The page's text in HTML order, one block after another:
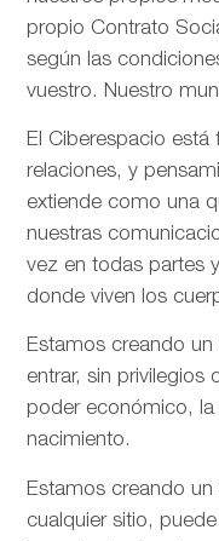
propio Contrato
según las
vuestro. Nuestro
El Ciberespacio
relaciones, y
extiende como una
nuestras
vez en todas partes
donde viven los
Estamos creando
entrar, sin privilegios
poder económico, la
nacimiento.
Estamos creando
cualquier sitio,